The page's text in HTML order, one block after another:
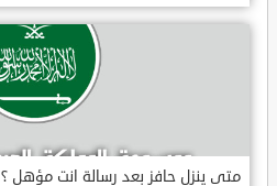
متى ينزل حافز بعد رسالة انت مؤهل ؟